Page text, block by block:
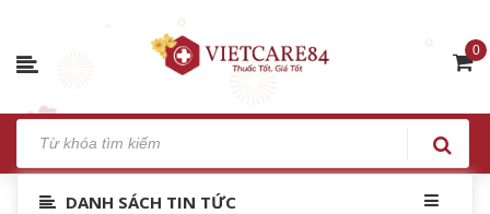
0
DANH SÁCH TIN TỨC